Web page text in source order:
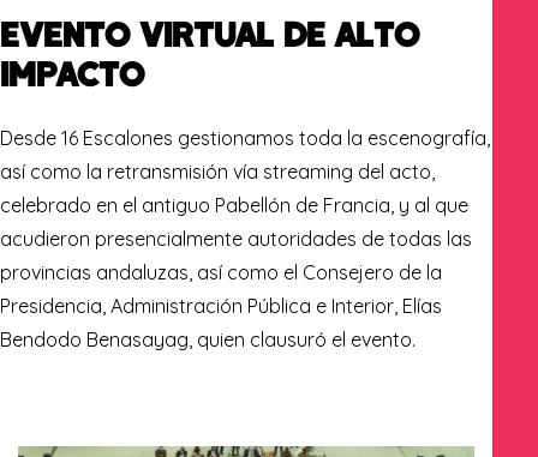
EVENTO VIRTUAL DE ALTO
IMPACTO
Desde 16 Escalones gestionamos toda la escenografía,
así como la retransmisión vía streaming del acto,
celebrado en el antiguo Pabellón de Francia, y al que
acudieron presencialmente autoridades de todas las
provincias andaluzas, así como el Consejero de la
Presidencia, Administración Pública e Interior, Elías
Bendodo Benasayag, quien clausuró el evento.